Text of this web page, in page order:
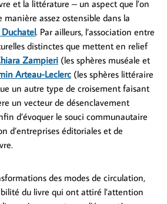
et la littérature – un aspect que l’on
assez ostensible dans la
. Par ailleurs, l’association entre
distinctes que mettent en relief
Zampieri (les sphères muséale et
Arteau-Leclerc (les sphères littéraire
un autre type de croisement faisant
un vecteur de désenclavement
d’évoquer le souci communautaire
d’entreprises éditoriales et de
des modes de circulation,
du livre qui ont attiré l’attention